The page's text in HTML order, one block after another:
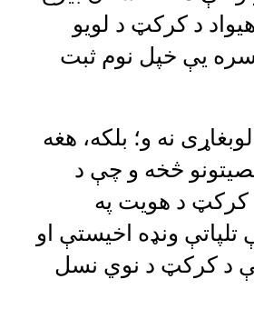
د کرکټ د لویو
سره یې خپل نوم ثبت
نه و؛ بلکه، هغه
څخه و چې د
د هویت په
ونډه اخیستې او
د کرکټ د نوي نسل